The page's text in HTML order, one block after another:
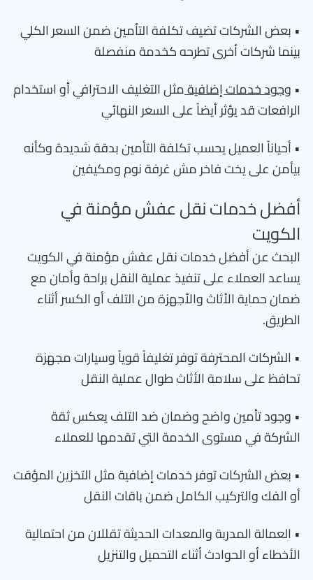
• بعض الشركات تضيف تكلفة التأمين ضمن السعر الكلي
بينما شركات أخرى تطرحه كخدمة منفصلة
• وجود خدمات إضافيةمثل التغليف الاحترافي أو استخدام
الرافعات قد يؤثر أيضاً على السعر النهائي
• أحياناً العميل يحسب تكلفة التأمين بدقة شديدة وكأنه
بيأمن على يخت فاخر مش غرفة نوم ومكيفين
أفضل خدمات نقل عفش مؤمنة في
الكويت
البحث عن أفضل خدمات نقل عفش مؤمنة في الكويت
يساعد العملاء على تنفيذ عملية النقل براحة وأمان مع
ضمان حماية الأثاث والأجهزة من التلف أو الكسر أثناء
الطريق.
• الشركات المحترفة توفر تغليفاً قوياً وسيارات مجهزة
تحافظ على سلامة الأثاث طوال عملية النقل
• وجود تأمين واضح وضمان ضد التلف يعكس ثقة
الشركة في مستوى الخدمة التي تقدمها للعملاء
• بعض الشركات توفر خدمات إضافية مثل التخزين المؤقت
أو الفك والتركيب الكامل ضمن باقات النقل
• العمالة المدربة والمعدات الحديثة تقللان من احتمالية
الأخطاء أو الحوادث أثناء التحميل والتنزيل